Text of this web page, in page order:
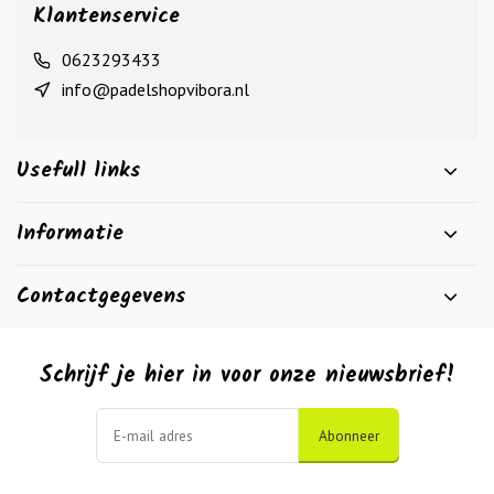
Klantenservice
0623293433
info@padelshopvibora.nl
Usefull links
Informatie
Contactgegevens
Schrijf je hier in voor onze nieuwsbrief!
Abonneer